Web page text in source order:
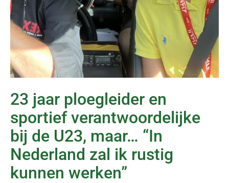
23 jaar ploegleider en
sportief verantwoordelijke
bij de U23, maar… “In
Nederland zal ik rustig
kunnen werken”